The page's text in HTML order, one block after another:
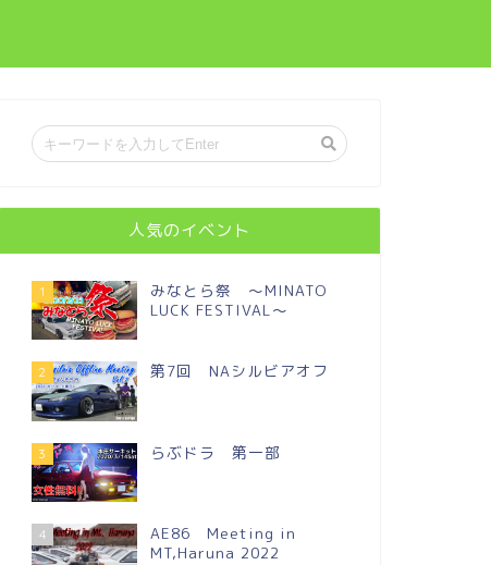
人気のイベント
1
みなとら祭 ～MINATO
LUCK FESTIVAL～
2 第7回 NAシルビアオフ
3 らぶドラ 第一部
4
AE86 Meeting in
MT,Haruna 2022